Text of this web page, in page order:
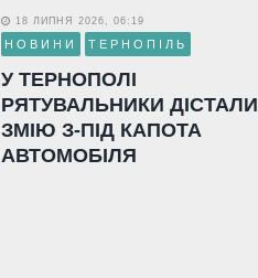
18 ЛИПНЯ 2026, 06:19
НОВИНИ ТЕРНОПІЛЬ
У ТЕРНОПОЛІ
РЯТУВАЛЬНИКИ ДІСТАЛИ
ЗМІЮ З-ПІД КАПОТА
АВТОМОБІЛЯ